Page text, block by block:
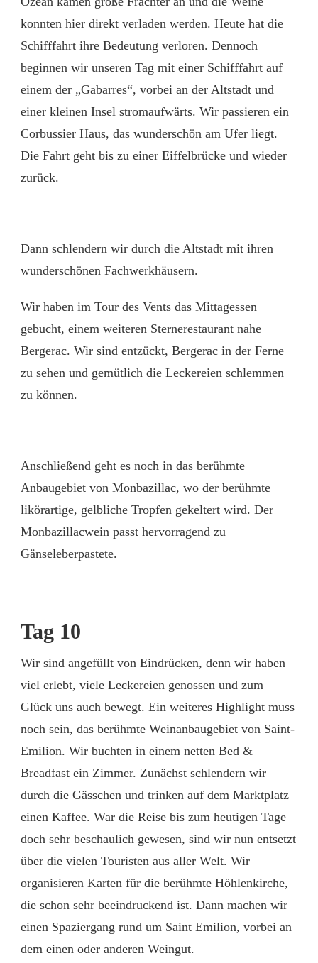
konnten hier direkt verladen werden. Heute hat die
Schifffahrt ihre Bedeutung verloren. Dennoch
beginnen wir unseren Tag mit einer Schifffahrt auf
einem der „Gabarres“, vorbei an der Altstadt und
einer kleinen Insel stromaufwärts. Wir passieren ein
Corbussier Haus, das wunderschön am Ufer liegt.
Die Fahrt geht bis zu einer Eiffelbrücke und wieder
zurück.
Dann schlendern wir durch die Altstadt mit ihren
wunderschönen Fachwerkhäusern.
Wir haben im Tour des Vents das Mittagessen
gebucht, einem weiteren Sternerestaurant nahe
Bergerac. Wir sind entzückt, Bergerac in der Ferne
zu sehen und gemütlich die Leckereien schlemmen
zu können.
Anschließend geht es noch in das berühmte
Anbaugebiet von Monbazillac, wo der berühmte
likörartige, gelbliche Tropfen gekeltert wird. Der
Monbazillacwein passt hervorragend zu
Gänseleberpastete.
Tag 10
Wir sind angefüllt von Eindrücken, denn wir haben
viel erlebt, viele Leckereien genossen und zum
Glück uns auch bewegt. Ein weiteres Highlight muss
noch sein, das berühmte Weinanbaugebiet von Saint-
Emilion. Wir buchten in einem netten Bed &
Breadfast ein Zimmer. Zunächst schlendern wir
durch die Gässchen und trinken auf dem Marktplatz
einen Kaffee. War die Reise bis zum heutigen Tage
doch sehr beschaulich gewesen, sind wir nun entsetzt
über die vielen Touristen aus aller Welt. Wir
organisieren Karten für die berühmte Höhlenkirche,
die schon sehr beeindruckend ist. Dann machen wir
einen Spaziergang rund um Saint Emilion, vorbei an
dem einen oder anderen Weingut.